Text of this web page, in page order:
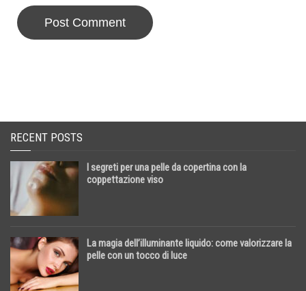
RECENT POSTS
I segreti per una pelle da copertina con la
coppettazione viso
La magia dell’illuminante liquido: come valorizzare la
pelle con un tocco di luce